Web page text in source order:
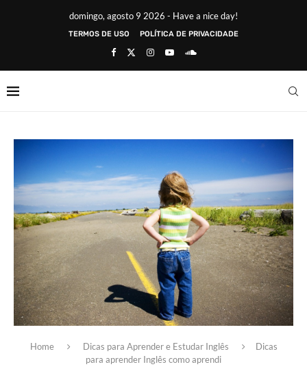
domingo, agosto 9 2026 - Have a nice day!
TERMOS DE USO POLÍTICA DE PRIVACIDADE
Home Dicas para Aprender e Estudar Inglês
Dicas
para aprender Inglês como aprendi